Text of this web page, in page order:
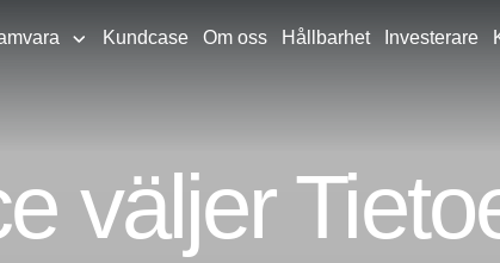
Kundcase Om oss Hållbarhet Investerare
väljer